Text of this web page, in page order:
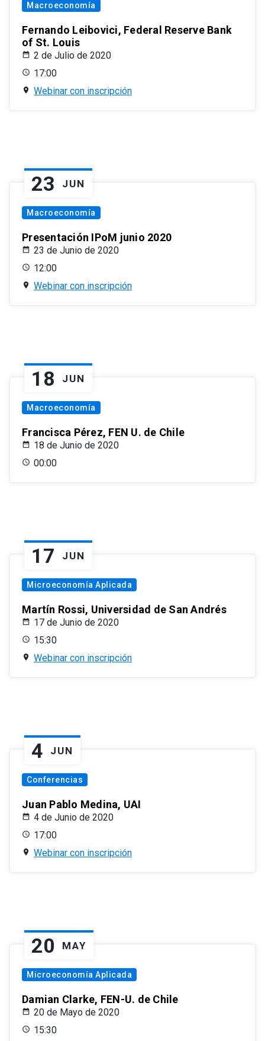
Macroeconomía
Fernando Leibovici, Federal Reserve Bank
of St. Louis
2 de Julio de 2020
17:00
Webinar con inscripción
23 JUN
Macroeconomía
Presentación IPoM junio 2020
23 de Junio de 2020
12:00
Webinar con inscripción
18 JUN
Macroeconomía
Francisca Pérez, FEN U. de Chile
18 de Junio de 2020
00:00
17 JUN
Microeconomía Aplicada
Martín Rossi, Universidad de San Andrés
17 de Junio de 2020
15:30
Webinar con inscripción
4 JUN
Conferencias
Juan Pablo Medina, UAI
4 de Junio de 2020
17:00
Webinar con inscripción
20 MAY
Microeconomía Aplicada
Damian Clarke, FEN-U. de Chile
20 de Mayo de 2020
15:30